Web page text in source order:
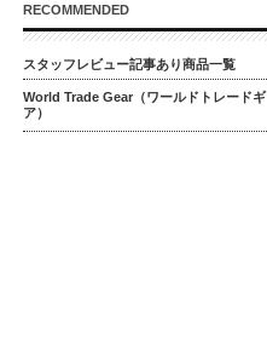
RECOMMENDED
スタッフレビュー記事あり商品一覧
World Trade Gear（ワールドトレードギ
ア）